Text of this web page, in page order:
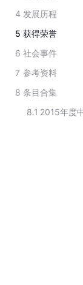
4 发展历程
5 获得荣誉
6 社会事件
7 参考资料
8 条目合集
8.1